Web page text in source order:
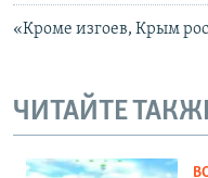
«Кроме изгоев, Крым
ЧИТАЙТЕ